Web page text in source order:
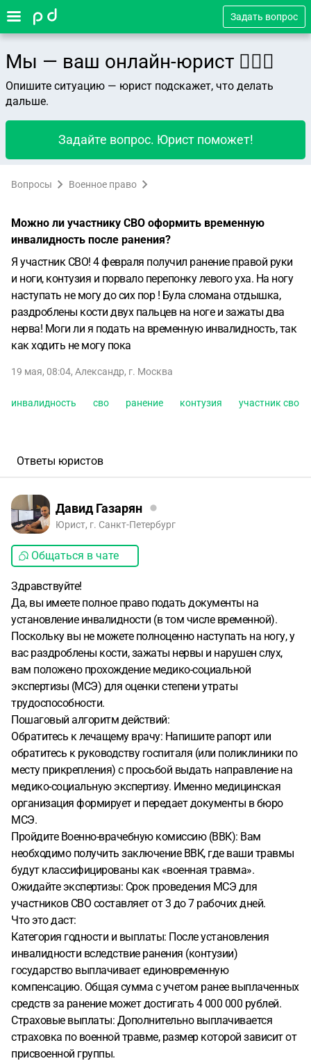
Задать вопрос
Мы — ваш онлайн-юрист 👨🏻‍⚖️
Опишите ситуацию — юрист подскажет, что делать
дальше.
Задайте вопрос. Юрист поможет!
Вопросы Военное право
Можно ли участнику СВО оформить временную
инвалидность после ранения?
Я участник СВО! 4 февраля получил ранение правой руки
и ноги, контузия и порвало перепонку левого уха. На ногу
наступать не могу до сих пор ! Була сломана отдышка,
раздроблены кости двух пальцев на ноге и зажаты два
нерва! Моги ли я подать на временную инвалидность, так
как ходить не могу пока
19 мая, 08:04, Александр, г. Москва
инвалидность сво ранение контузия участник сво
Ответы юристов
Давид Газарян
Юрист, г. Санкт-Петербург
Общаться в чате
Здравствуйте!
Да, вы имеете полное право подать документы на
установление инвалидности (в том числе временной).
Поскольку вы не можете полноценно наступать на ногу, у
вас раздроблены кости, зажаты нервы и нарушен слух,
вам положено прохождение медико-социальной
экспертизы (МСЭ) для оценки степени утраты
трудоспособности.
Пошаговый алгоритм действий:
Обратитесь к лечащему врачу: Напишите рапорт или
обратитесь к руководству госпиталя (или поликлиники по
месту прикрепления) с просьбой выдать направление на
медико-социальную экспертизу. Именно медицинская
организация формирует и передает документы в бюро
МСЭ.
Пройдите Военно-врачебную комиссию (ВВК): Вам
необходимо получить заключение ВВК, где ваши травмы
будут классифицированы как «военная травма».
Ожидайте экспертизы: Срок проведения МСЭ для
участников СВО составляет от 3 до 7 рабочих дней.
Что это даст:
Категория годности и выплаты: После установления
инвалидности вследствие ранения (контузии)
государство выплачивает единовременную
компенсацию. Общая сумма с учетом ранее выплаченных
средств за ранение может достигать 4 000 000 рублей.
Страховые выплаты: Дополнительно выплачивается
страховка по военной травме, размер которой зависит от
присвоенной группы.